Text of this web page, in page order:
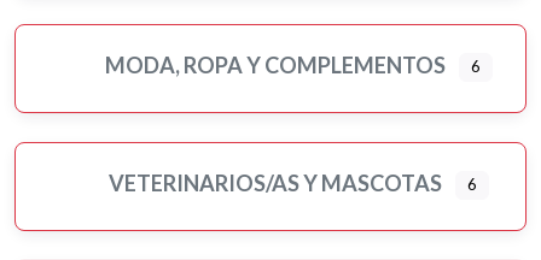
MODA, ROPA Y COMPLEMENTOS 6
VETERINARIOS/AS Y MASCOTAS 6